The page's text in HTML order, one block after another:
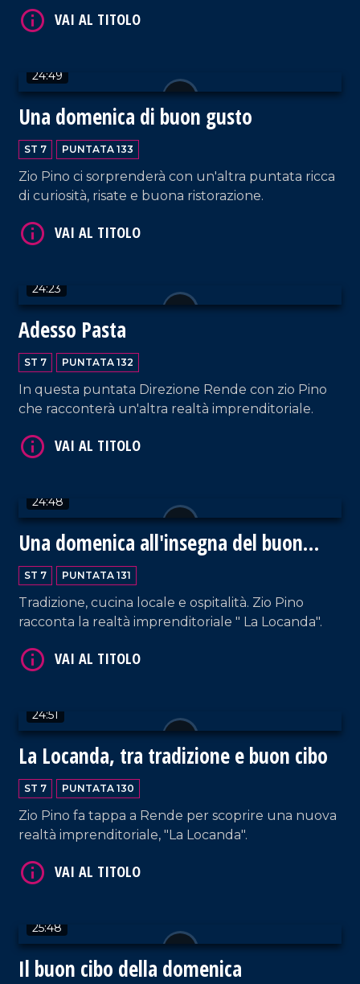
24:49
Una domenica di buon gusto
ST 7 PUNTATA 133
Zio Pino ci sorprenderà con un'altra puntata ricca
di curiosità, risate e buona ristorazione.
24:23
Adesso Pasta
ST 7 PUNTATA 132
In questa puntata Direzione Rende con zio Pino
che racconterà un'altra realtà imprenditoriale.
24:48
Una domenica all'insegna del buon
gusto
ST 7 PUNTATA 131
Tradizione, cucina locale e ospitalità. Zio Pino
racconta la realtà imprenditoriale " La Locanda".
24:51
La Locanda, tra tradizione e buon cibo
ST 7 PUNTATA 130
Zio Pino fa tappa a Rende per scoprire una nuova
realtà imprenditoriale, "La Locanda".
25:48
Il buon cibo della domenica
VAI AL TITOLO
VAI AL TITOLO
VAI AL TITOLO
VAI AL TITOLO
VAI AL TITOLO